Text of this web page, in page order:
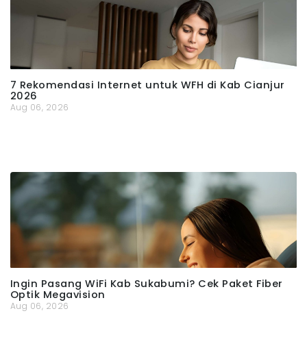
7 Rekomendasi Internet untuk WFH di Kab Cianjur
2026
Aug 06, 2026
Ingin Pasang WiFi Kab Sukabumi? Cek Paket Fiber
Optik Megavision
Aug 06, 2026